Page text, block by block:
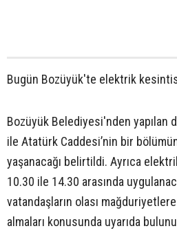
Bugün Bozüyük'te elektrik
Bozüyük Belediyesi'nden yapılan
ile Atatürk Caddesi’nin bir
yaşanacağı belirtildi. Ayrıca
10.30 ile 14.30 arasında
vatandaşların olası
almaları konusunda uyarıda